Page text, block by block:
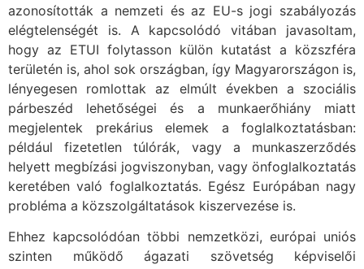
azonosították a nemzeti és az EU-s jogi szabályozás
elégtelenségét is. A kapcsolódó vitában javasoltam,
hogy az ETUI folytasson külön kutatást a közszféra
területén is, ahol sok országban, így Magyarországon is,
lényegesen romlottak az elmúlt években a szociális
párbeszéd lehetőségei és a munkaerőhiány miatt
megjelentek prekárius elemek a foglalkoztatásban:
például fizetetlen túlórák, vagy a munkaszerződés
helyett megbízási jogviszonyban, vagy önfoglalkoztatás
keretében való foglalkoztatás. Egész Európában nagy
probléma a közszolgáltatások kiszervezése is.
Ehhez kapcsolódóan többi nemzetközi, európai uniós
szinten működő ágazati szövetség képviselői